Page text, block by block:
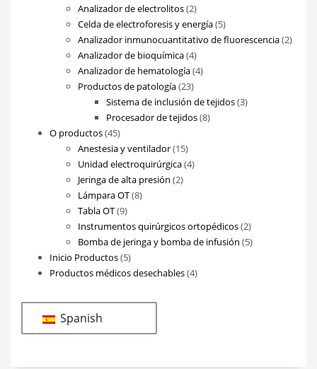
productos
Analizador de electrolitos 22
productos
Celda de electroforesis y energía 55
productos
Analizador inmunocuantitativo de fluorescencia 22
Analizador de bioquímica 44
productos
Analizador de hematología 44
Productos de patología 2323
productos
Sistema de inclusión de tejidos 33
Procesador de tejidos 88
O productos 4545
productos
Anestesia y ventilador 1515
productos
Unidad electroquirúrgica 44
Jeringa de alta presión 22
Lámpara OT 88
Tabla OT 99
productos
Instrumentos quirúrgicos ortopédicos 22
productos
Bomba de jeringa y bomba de infusión 55
Inicio Productos 55
productos
Productos médicos desechables 44
Spanish